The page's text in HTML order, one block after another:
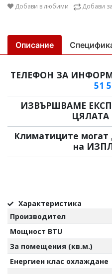
Добави в любими Добави
Описание
ТЕЛЕФОН ЗА
51
ИЗВЪРШВАМЕ
ЦЯЛАТА
Климатиците могат
на
Характеристика
Производител
Мощност BTU
За помещения (кв.м.)
Енергиен клас охлаждане